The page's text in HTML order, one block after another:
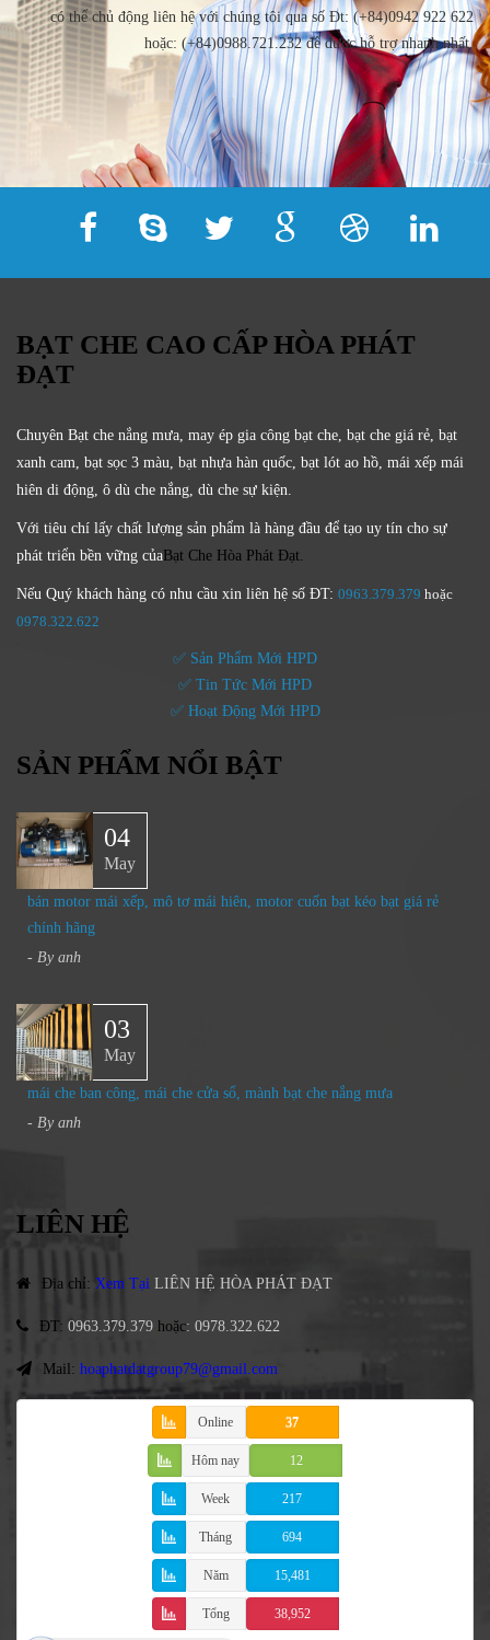
có thể chủ động liên hệ với chúng tôi qua số Đt: (+84)0942 922 622
hoặc: (+84)0988.721.232 để được hỗ trợ nhanh nhất.
BẠT CHE CAO CẤP HÒA PHÁT
ĐẠT
Chuyên Bạt che nắng mưa, may ép gia công bạt che, bạt che giá rẻ, bạt
xanh cam, bạt sọc 3 màu, bạt nhựa hàn quốc, bạt lót ao hồ, mái xếp mái
hiên di động, ô dù che nắng, dù che sự kiện.
Với tiêu chí lấy chất lượng sản phẩm là hàng đầu để tạo uy tín cho sự
phát triển bền vững của Bạt Che Hòa Phát Đạt.
Nếu Quý khách hàng có nhu cầu xin liên hệ số ĐT: 0963.379.379 hoặc
0978.322.622
✅ Sản Phẩm Mới HPD
✅ Tin Tức Mới HPD
✅ Hoạt Động Mới HPD
SẢN PHẨM NỔI BẬT
04
May
bán motor mái xếp, mô tơ mái hiên, motor cuốn bạt kéo bạt giá rẻ
chính hãng
- By anh
03
May
mái che ban công, mái che cửa sổ, mành bạt che nắng mưa
- By anh
LIÊN HỆ
Địa chỉ: Xem Tại LIÊN HỆ HÒA PHÁT ĐẠT
ĐT: 0963.379.379 hoặc: 0978.322.622
Mail: hoaphatdatgroup79@gmail.com
Online 37
Hôm nay 12
Week 217
Tháng 694
Năm 15,481
Tổng 38,952